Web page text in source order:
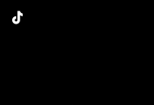
facebook